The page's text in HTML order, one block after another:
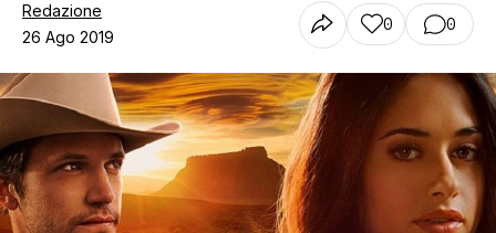
Chi siamo
Contatti
Redazione
26 Ago 2019
0 0